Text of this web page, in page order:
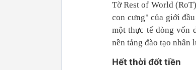
Tờ Rest of World
con cưng" của giới
một thực tế dòng vốn
nền tảng đào tạo nhân
Hết thời đốt tiền